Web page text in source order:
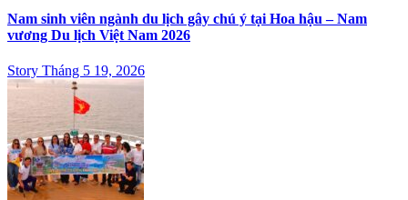
Nam sinh viên ngành du lịch gây chú ý tại Hoa hậu – Nam
vương Du lịch Việt Nam 2026
Story Tháng 5 19, 2026